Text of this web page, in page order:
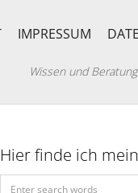
IMPRESSUM
Wissen und
Hier finde ich